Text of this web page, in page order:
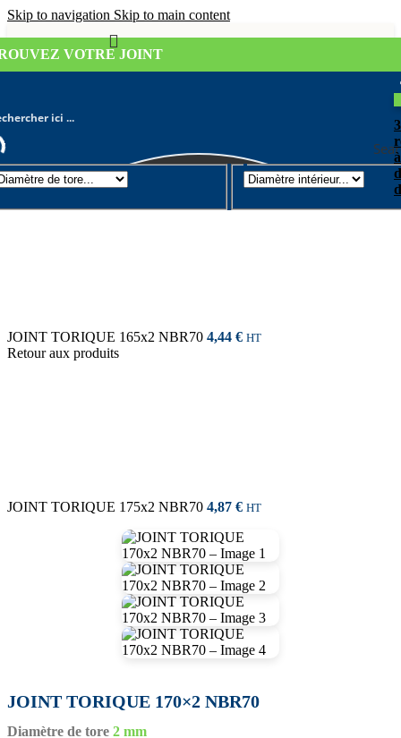
Skip to navigation Skip to main content
VOTRE JOINT
Joint torique/ Diamètre de tore 2mm
JOINT TORIQUE 165x2 NBR70 4,44 € HT
Retour aux produits
JOINT TORIQUE 175x2 NBR70 4,87 € HT
JOINT TORIQUE 170×2 NBR70
Diamètre de tore 2 mm